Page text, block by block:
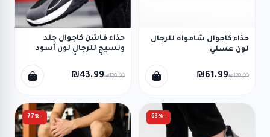
حذاء كاجوال شامواه للرجال
لون عسلي
₪61.99₪120.00
حذاء فاشن كاجوال جلد
ونسيج للرجال لون أسود
₪43.99₪120.00
-63%
-77%